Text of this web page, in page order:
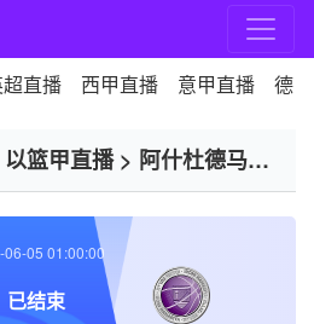
直播 西甲直播 意甲直播 德
以篮甲直播> 阿什杜德马卡
06-05 01:00:00
已结束